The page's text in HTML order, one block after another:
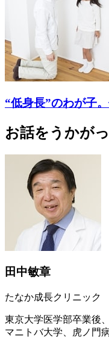
“低身長”のわが子
お話をうかが
田中敏章
たなか成長クリニック
東京大学医学部卒業後
マニトバ大学、虎ノ門